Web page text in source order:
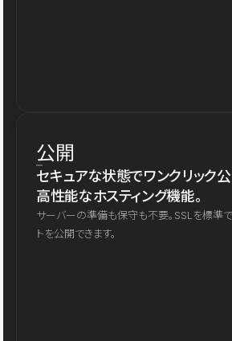
公開
セキュアな状態でワンクリック
高性能なホスティング機能。
サーバーの準備も保守も不要。SSLを標準
トを公開できます。